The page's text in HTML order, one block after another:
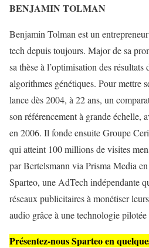
BENJAMIN TOLMAN
Benjamin Tolman est un
tech depuis toujours. Major de sa
sa thèse à l’optimisation des résultats
algorithmes génétiques. Pour mettre
lance dès 2004, à 22 ans, un
son référencement à grande échelle,
en 2006. Il fonde ensuite Groupe
qui atteint 100 millions de visites
par Bertelsmann via Prisma Media
Sparteo, une AdTech indépendante
réseaux publicitaires à monétiser
audio grâce à une technologie
Présentez-nous Sparteo en